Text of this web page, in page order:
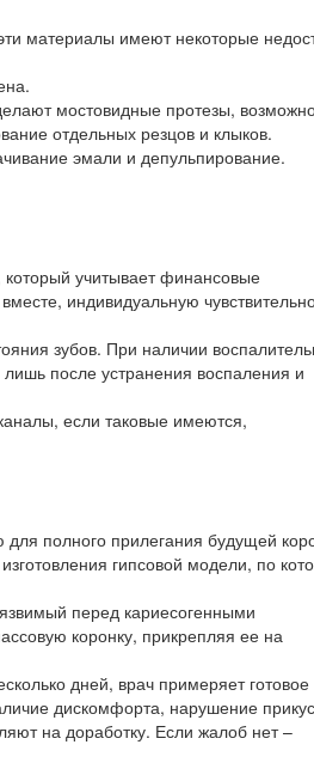
материалы имеют некоторые
мостовидные протезы,
отдельных резцов и клыков.
эмали и депульпирование.
который учитывает финансовые
индивидуальную
зубов. При наличии
после устранения воспаления и
если таковые имеются,
полного прилегания будущей
гипсовой модели, по
перед кариесогенными
коронку, прикрепляя ее на
дней, врач примеряет готовое
дискомфорта, нарушение
на доработку. Если жалоб нет –